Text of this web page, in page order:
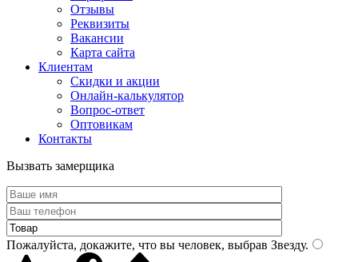
Отзывы
Реквизиты
Вакансии
Карта сайта
Клиентам
Скидки и акции
Онлайн-калькулятор
Вопрос-ответ
Оптовикам
Контакты
Вызвать замерщика
Пожалуйста, докажите, что вы человек, выбрав Звезду.